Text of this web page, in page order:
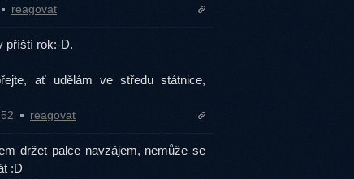
reagovat
příští rok:-D.
ať udělám ve středu státnice,
reagovat
držet palce navzájem, nemůže se
:D